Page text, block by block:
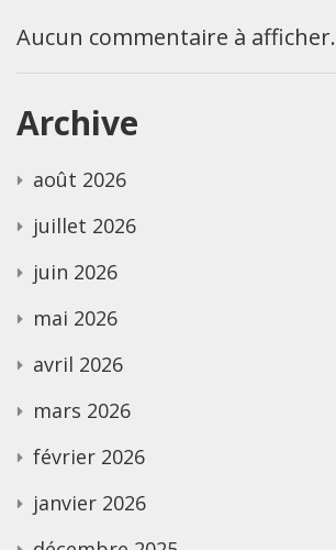
Aucun commentaire à afficher.
Archive
août 2026
juillet 2026
juin 2026
mai 2026
avril 2026
mars 2026
février 2026
janvier 2026